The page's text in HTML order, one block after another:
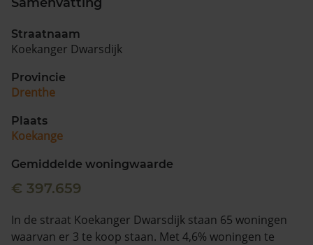
Straatnaam
Koekanger Dwarsdijk
Provincie
Drenthe
Plaats
Koekange
Gemiddelde woningwaarde
€ 397.659
In de straat Koekanger Dwarsdijk staan 65 woningen
waarvan er 3 te koop staan. Met 4,6% woningen te